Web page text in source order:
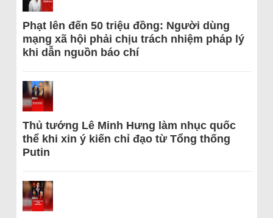
Phạt lên đến 50 triệu đồng: Người dùng
mạng xã hội phải chịu trách nhiệm pháp lý
khi dẫn nguồn báo chí
Thủ tướng Lê Minh Hưng làm nhục quốc
thể khi xin ý kiến chỉ đạo từ Tổng thống
Putin